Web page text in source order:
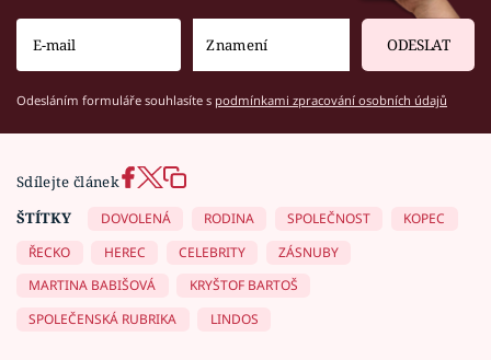
ODESLAT
Odesláním formuláře souhlasíte s podmínkami zpracování osobních údajů
Sdílejte článek
ŠTÍTKY
DOVOLENÁ RODINA SPOLEČNOST
KOPEC
ŘECKO
HEREC CELEBRITY
ZÁSNUBY
MARTINA BABIŠOVÁ
KRYŠTOF BARTOŠ
SPOLEČENSKÁ RUBRIKA
LINDOS